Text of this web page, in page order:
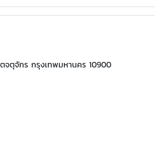
จตุจักร กรุงเทพมหานคร 10900